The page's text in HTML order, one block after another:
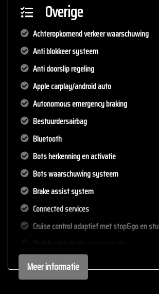
Overige
Achteropkomend verkeer waarschuwing
Anti blokkeer systeem
Anti doorslip regeling
Apple carplay/android auto
Autonomous emergency braking
Bestuurdersairbag
Bluetooth
Bots herkenning en activatie
Bots waarschuwing systeem
Brake assist system
Connected services
Cruise control adaptief met stop&go en
Elektrisch bedienbare achterklep met
Elektronisch stabiliteits programma
Meer informatie